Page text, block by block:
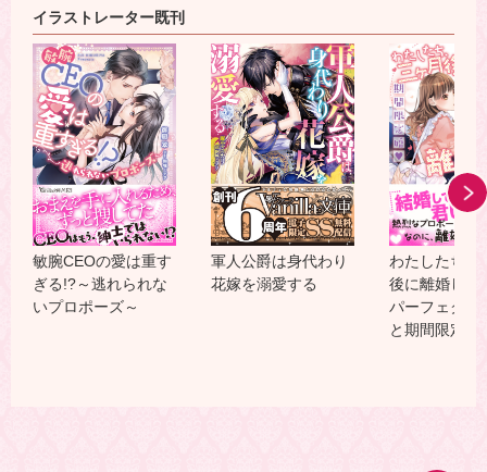
イラストレーター既刊
敏腕CEOの愛は重す
ぎる!?～逃れられな
いプロポーズ～
軍人公爵は身代わり
花嫁を溺愛する
わたしたち、
後に離婚しま
パーフェクト
と期間限定婚